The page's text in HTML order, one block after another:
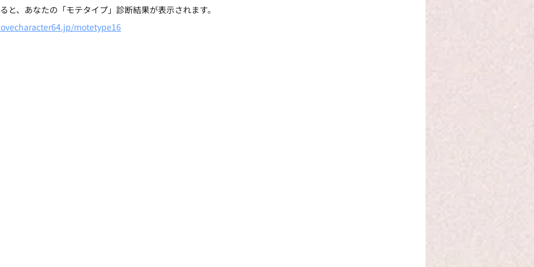
と、あなたの「モテタイプ」診断結果が表示されます。
motetype16